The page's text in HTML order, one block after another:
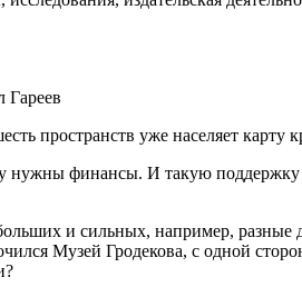
Гареев
пространств уже населяет карту
нужны финансы. И такую
и сильных, например,
Музей Гродекова, с одной